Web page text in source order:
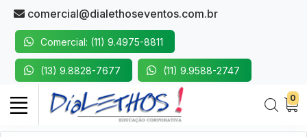
comercial@dialethoseventos.com.br
Comercial: (11) 9.4975-8811
(13) 9.8828-7677 (11) 9.9588-2747
0